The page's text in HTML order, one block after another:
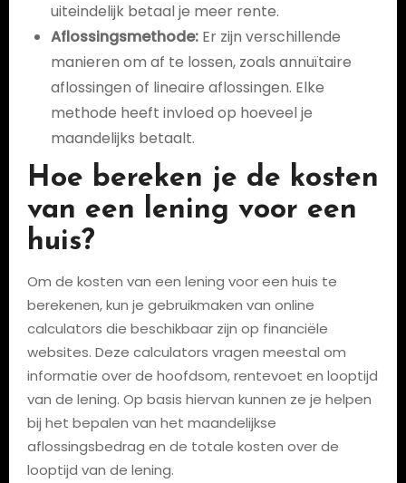
uiteindelijk betaal je meer rente.
Aflossingsmethode:Er zijn verschillende
manieren om af te lossen, zoals annuïtaire
aflossingen of lineaire aflossingen. Elke
methode heeft invloed op hoeveel je
maandelijks betaalt.
Hoe bereken je de kosten
van een lening voor een
huis?
Om de kosten van een lening voor een huis te
berekenen, kun je gebruikmaken van online
calculators die beschikbaar zijn op financiële
websites. Deze calculators vragen meestal om
informatie over de hoofdsom, rentevoet en looptijd
van de lening. Op basis hiervan kunnen ze je helpen
bij het bepalen van het maandelijkse
aflossingsbedrag en de totale kosten over de
looptijd van de lening.